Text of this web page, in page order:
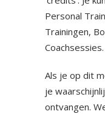
Personal
Trainingen,
Coachsessies.
Als je op dit
je
ontvangen.